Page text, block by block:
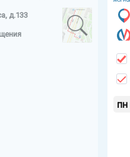
д.133
пн